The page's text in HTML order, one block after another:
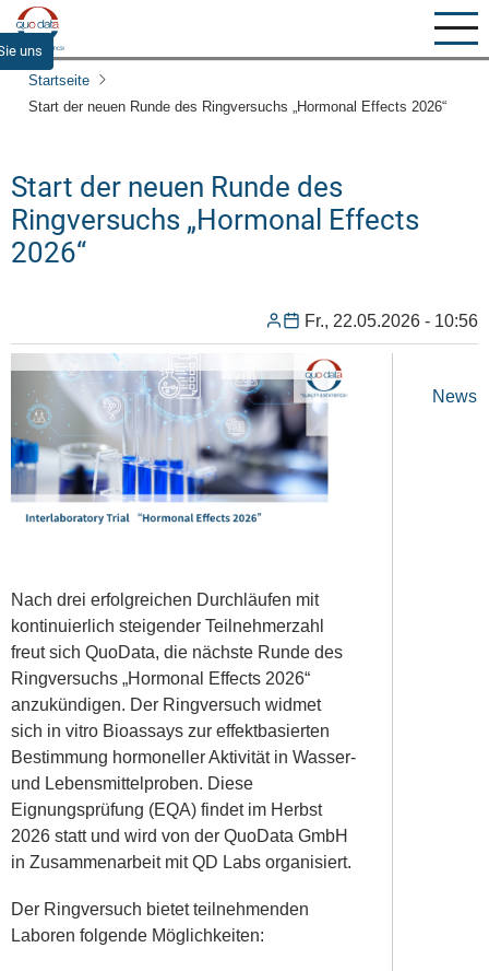
Direkt
zum
uns
Startseite
Start der neuen Runde des Ringversuchs „Hormonal Effects 2026“
Start der neuen Runde des
Ringversuchs „Hormonal Effects
2026“
Fr., 22.05.2026 - 10:56
Nach drei erfolgreichen Durchläufen mit
kontinuierlich steigender Teilnehmerzahl
freut sich QuoData, die nächste Runde des
Ringversuchs „Hormonal Effects 2026“
anzukündigen. Der Ringversuch widmet
sich in vitro Bioassays zur effektbasierten
Bestimmung hormoneller Aktivität in Wasser-
und Lebensmittelproben. Diese
Eignungsprüfung (EQA) findet im Herbst
2026 statt und wird von der QuoData GmbH
in Zusammenarbeit mit QD Labs organisiert.
Der Ringversuch bietet teilnehmenden
Laboren folgende Möglichkeiten:
News